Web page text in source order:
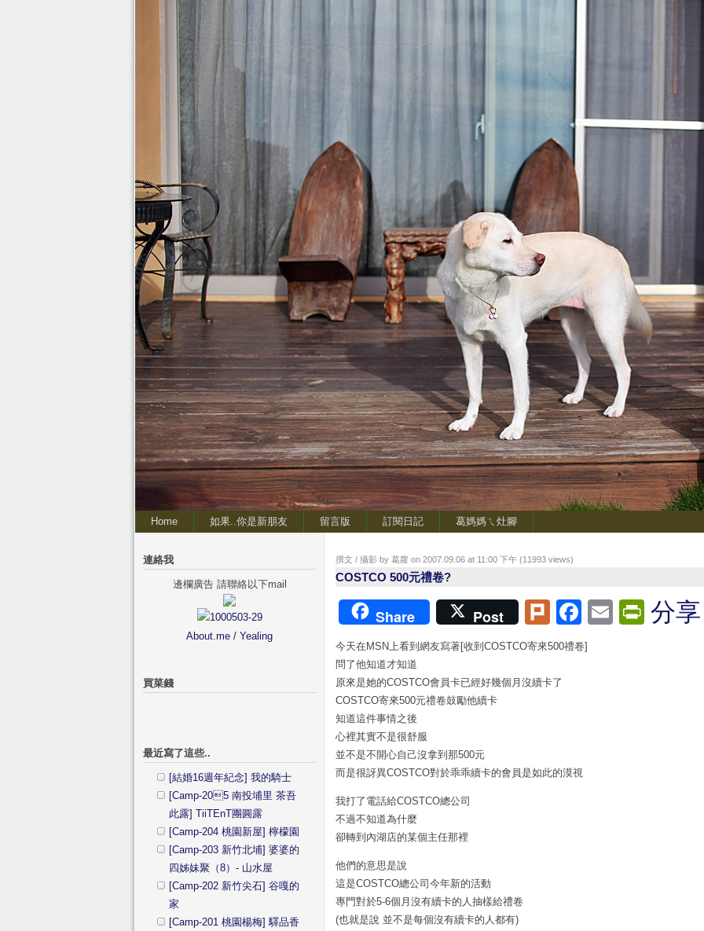
Home 如果..你是新朋友 留言版 訂閱日記 葛媽媽ㄟ灶腳
撰文 / 攝影 by 葛蘿 on 2007.09.06 at 11:00 下午 (11993 views)
COSTCO 500元禮卷?
Share Post PlurkFacebook
Email分享
今天在MSN上看到網友寫著[收到COSTCO寄來500禮卷]
問了他知道才知道
原來是她的COSTCO會員卡已經好幾個月沒續卡了
COSTCO寄來500元禮卷鼓勵他續卡
知道這件事情之後
心裡其實不是很舒服
並不是不開心自己沒拿到那500元
而是很訝異COSTCO對於乖乖續卡的會員是如此的漠視
我打了電話給COSTCO總公司
不過不知道為什麼
卻轉到內湖店的某個主任那裡
他們的意思是說
這是COSTCO總公司今年新的活動
專門對於5-6個月沒有續卡的人抽樣給禮卷
(也就是說 並不是每個沒有續卡的人都有)
連絡我
邊欄廣告 請聯絡以下mail
About.me / Yealing
買菜錢
最近寫了這些..
[結婚16週年紀念] 我的騎士
[Camp-205 南投埔里 茶吾
此露] TiiTEnT團圓露
[Camp-204 桃園新屋] 檸檬園
[Camp-203 新竹北埔] 婆婆的
四姊妹聚（8）- 山水屋
[Camp-202 新竹尖石] 谷嘎的
家
[Camp-201 桃園楊梅] 驛品香